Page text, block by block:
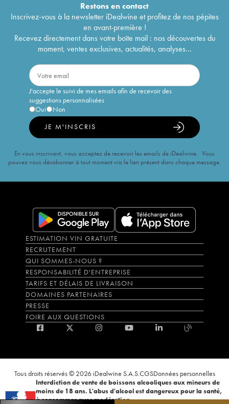
Restons encontact
Inscrivez-vous à la newsletter iDealwine et profitez de nos pépites
en avant-première !
Recevez directement dans votre boîte mail : nos découvertes du
moment, ventes exclusives, actualités, analyses...
J'accepte le suivi de mes emails afin de recevoir des
suggestions personnalisées
Oui
Non
JE M'INSCRIS
En vous inscrivant, vous acceptez de recevoir les emails de iDealwine. Vous
pouvez vous désabonner à tout moment via le lien présent dans chaque message.
ESTIMATION VIN GRATUITE
RECRUTEMENT
QUI SOMMES-NOUS ?
RESPONSABILITÉ D'ENTREPRISE
TARIFS ET DÉLAIS DE LIVRAISON
DOMAINES PARTENAIRES
PRESSE
FOIRE AUX QUESTIONS
Tous droits réservés © 2026 iDealwine S.A.S.CGSDonnées personnelles
Interdiction de vente de boissons alcooliques aux mineurs de
moins de 18 ans. L'abus d'alcool est dangereux pour la santé,
à consommer avec modération.